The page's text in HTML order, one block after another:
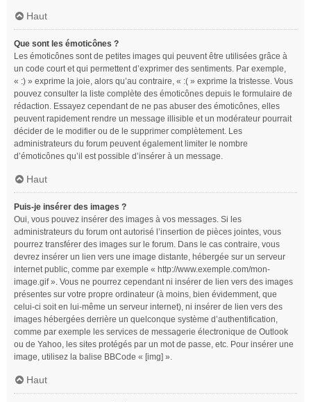
Haut
Que sont les émoticônes ?
Les émoticônes sont de petites images qui peuvent être utilisées grâce à
un code court et qui permettent d’exprimer des sentiments. Par exemple,
« :) » exprime la joie, alors qu’au contraire, « :( » exprime la tristesse. Vous
pouvez consulter la liste complète des émoticônes depuis le formulaire de
rédaction. Essayez cependant de ne pas abuser des émoticônes, elles
peuvent rapidement rendre un message illisible et un modérateur pourrait
décider de le modifier ou de le supprimer complètement. Les
administrateurs du forum peuvent également limiter le nombre
d’émoticônes qu’il est possible d’insérer à un message.
Haut
Puis-je insérer des images ?
Oui, vous pouvez insérer des images à vos messages. Si les
administrateurs du forum ont autorisé l’insertion de pièces jointes, vous
pourrez transférer des images sur le forum. Dans le cas contraire, vous
devrez insérer un lien vers une image distante, hébergée sur un serveur
internet public, comme par exemple « http://www.exemple.com/mon-
image.gif ». Vous ne pourrez cependant ni insérer de lien vers des images
présentes sur votre propre ordinateur (à moins, bien évidemment, que
celui-ci soit en lui-même un serveur internet), ni insérer de lien vers des
images hébergées derrière un quelconque système d’authentification,
comme par exemple les services de messagerie électronique de Outlook
ou de Yahoo, les sites protégés par un mot de passe, etc. Pour insérer une
image, utilisez la balise BBCode « [img] ».
Haut